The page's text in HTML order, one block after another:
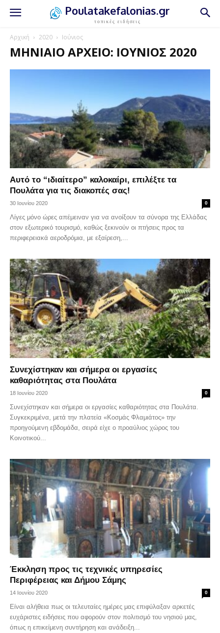
Poulatakefalonias.gr
τοπικές ειδήσεις
Αρχική 2020 Ιούνιος
ΜΗΝΙΑΊΟ ΑΡΧΕΊΟ: ΙΟΎΝΙΟΣ 2020
Αυτό το “ιδιαίτερο” καλοκαίρι, επιλέξτε τα
Πουλάτα για τις διακοπές σας!
30 Ιουνίου 2020 0
Λίγες μόνο ώρες απέμειναν για να ανοίξουν τα σύνορα της Ελλάδας
στον εξωτερικό τουρισμό, καθώς ξεκινούν οι πτήσεις προς τα
περιφερειακά αεροδρόμια, με εξαίρεση,...
Συνεχίστηκαν και σήμερα οι εργασίες
καθαριότητας στα Πουλάτα
18 Ιουνίου 2020 0
Συνεχίστηκαν και σήμερα οι εργασίες καθαριότητας στα Πουλάτα.
Συγκεκριμένα, μετά την πλατεία «Κοσμάς Φλαμιάτος» την
προηγούμενη εβδομάδα, σειρά είχε ο προαύλιος χώρος του
Κοινοτικού...
Έκκληση προς τις τεχνικές υπηρεσίες
Περιφέρειας και Δήμου Σάμης
14 Ιουνίου 2020 0
Είναι αλήθεια πως οι τελευταίες ημέρες μας επιφύλαξαν αρκετές
ευχάριστες ειδήσεις που αφορούν στον πολιτισμό του νησιού μας,
όπως η επικείμενη συντήρηση και ανάδειξη...